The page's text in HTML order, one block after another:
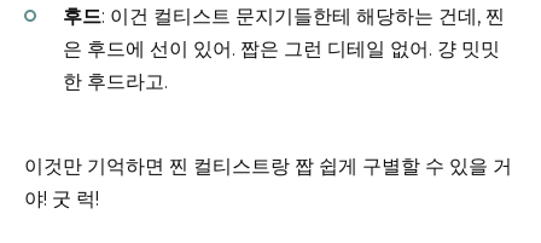
후드: 이건 컬티스트 문지기들한테 해당하는 건데, 찐
은 후드에 선이 있어. 짭은 그런 디테일 없어. 걍 밋밋
한 후드라고.
이것만 기억하면 찐 컬티스트랑 짭 쉽게 구별할 수 있을 거
야! 굿 럭!